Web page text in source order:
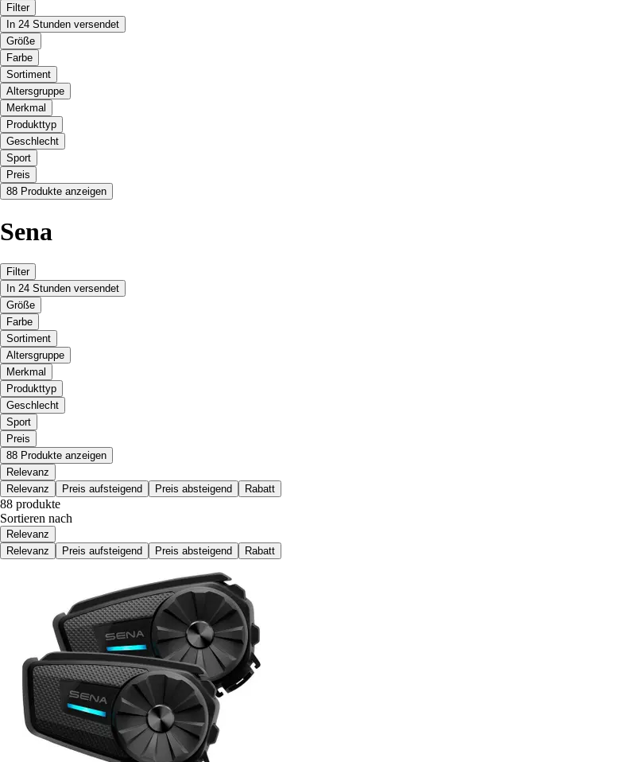
Filter
In 24 Stunden versendet
Größe
Farbe
Sortiment
Altersgruppe
Merkmal
Produkttyp
Geschlecht
Sport
Preis
88 Produkte anzeigen
Sena
Filter
In 24 Stunden versendet
Größe
Farbe
Sortiment
Altersgruppe
Merkmal
Produkttyp
Geschlecht
Sport
Preis
88 Produkte anzeigen
Relevanz
Relevanz
Preis aufsteigend Preis absteigend Rabatt
88 produkte
Sortieren nach
Relevanz
Relevanz
Preis aufsteigend Preis absteigend Rabatt